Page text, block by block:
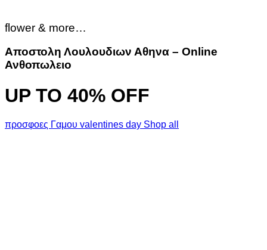
flower & more…
Αποστολη Λουλουδιων Αθηνα – Online
Ανθοπωλειο
UP TO 40% OFF
προσφοες Γαμου valentines day Shop all